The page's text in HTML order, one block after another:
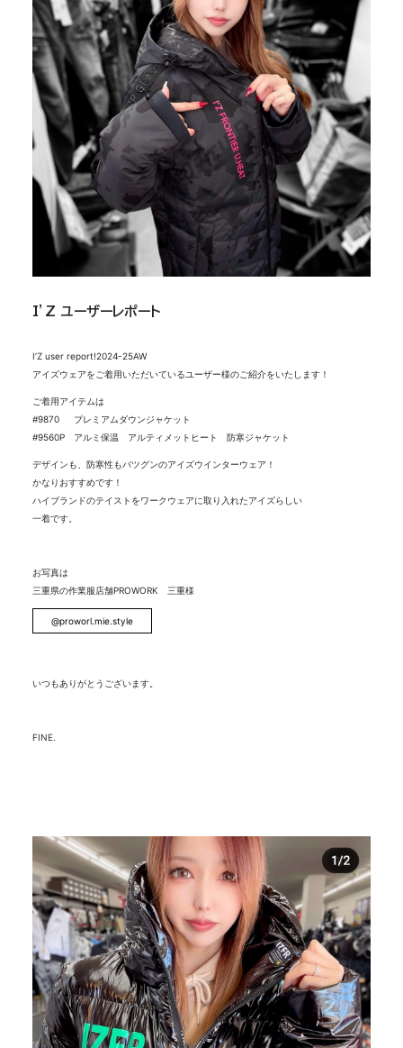
I’Z ユーザーレポート
I’Z user report!2024-25AW
アイズウェアをご着用いただいているユーザー様のご紹介をいたします！
ご着用アイテムは
#9870 プレミアムダウンジャケット
#9560P アルミ保温 アルティメットヒート 防寒ジャケット
デザインも、防寒性もバツグンのアイズウインターウェア！
かなりおすすめです！
ハイブランドのテイストをワークウェアに取り入れたアイズらしい
一着です。
お写真は
三重県の作業服店舗PROWORK 三重様
@proworl.mie.style
いつもありがとうございます。
FINE.